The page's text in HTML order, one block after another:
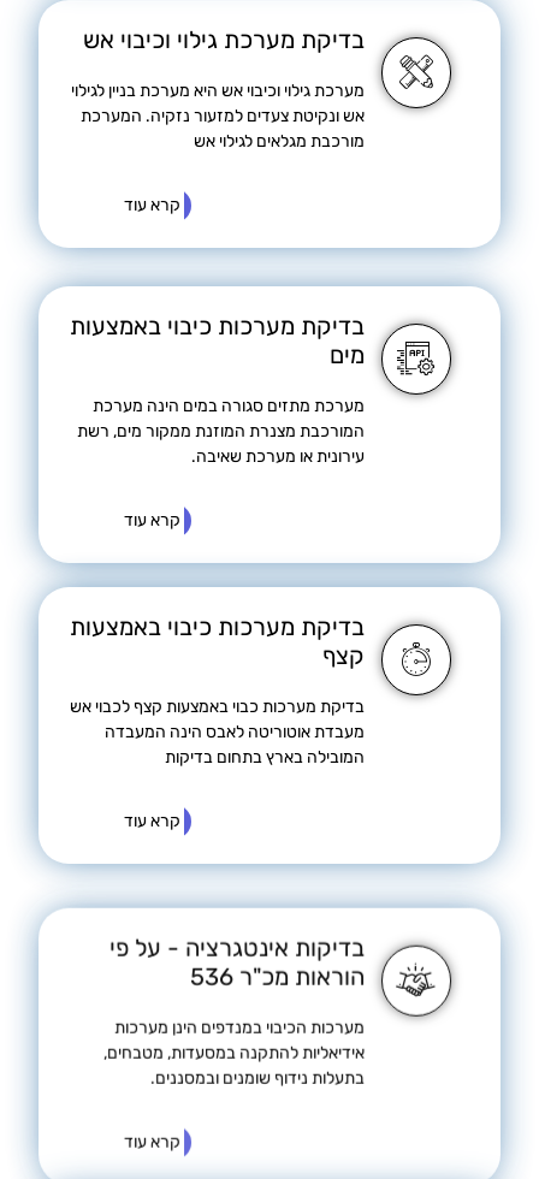
בדיקת מערכת גילוי וכיבוי אש
מערכת גילוי וכיבוי אש היא מערכת בניין לגילוי
אש ונקיטת צעדים למזעור נזקיה. המערכת
מורכבת מגלאים לגילוי אש
קרא עוד
בדיקת מערכות כיבוי באמצעות
מים
מערכת מתזים סגורה במים הינה מערכת
המורכבת מצנרת המוזנת ממקור מים, רשת
עירונית או מערכת שאיבה.
קרא עוד
בדיקת מערכות כיבוי באמצעות
קצף
בדיקת מערכות כבוי באמצעות קצף לכבוי אש
מעבדת אוטוריטה לאבס הינה המעבדה
המובילה בארץ בתחום בדיקות
קרא עוד
בדיקות אינטגרציה - על פי
הוראות מכ"ר 536
אידיאליות להתקנה במסעדות, מטבחים,
בתעלות נידוף שומנים ובמסננים.